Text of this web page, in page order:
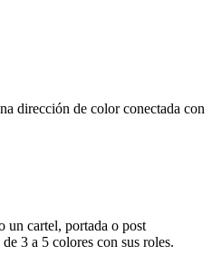
dirección de color conectada con
un cartel, portada o post
3 a 5 colores con sus roles.